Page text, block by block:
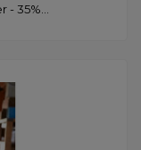
35%...